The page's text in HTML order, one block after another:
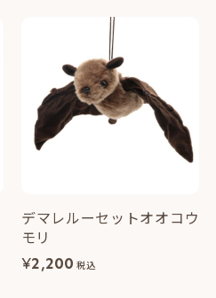
デマレルーセットオオコウ
モリ
¥2,200 税込